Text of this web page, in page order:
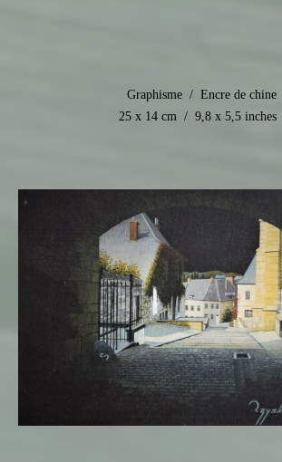
Graphisme / Encre de chine
25 x 14 cm / 9,8 x 5,5 inches